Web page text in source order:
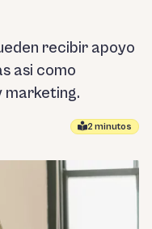
recibir apoyo
asi como
marketing.
2 minutos